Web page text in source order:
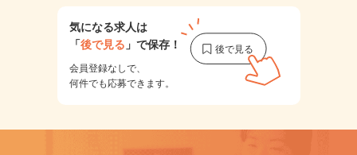
気になる求人は
「後で見る 」で保存！
会員登録なしで、
何件でも応募できます。